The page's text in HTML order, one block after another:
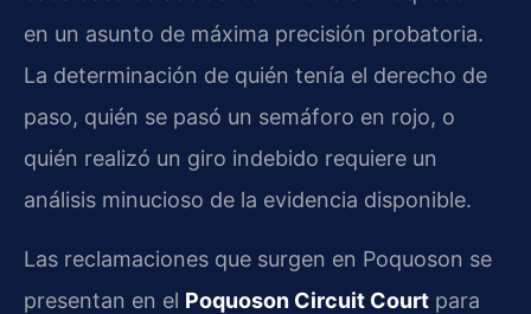
en un asunto de máxima precisión probatoria.
La determinación de quién tenía el derecho de
paso, quién se pasó un semáforo en rojo, o
quién realizó un giro indebido requiere un
análisis minucioso de la evidencia disponible.
Las reclamaciones que surgen en Poquoson se
presentan en el Poquoson Circuit Court para